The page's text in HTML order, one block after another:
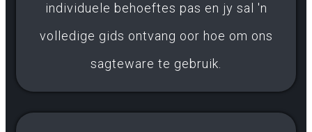
individuele behoeftes pas en jy sal 'n
volledige gids ontvang oor hoe om ons
sagteware te gebruik.